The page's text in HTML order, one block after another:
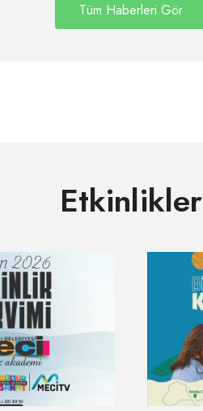
Tüm Haberleri Gör
Etkinlikler